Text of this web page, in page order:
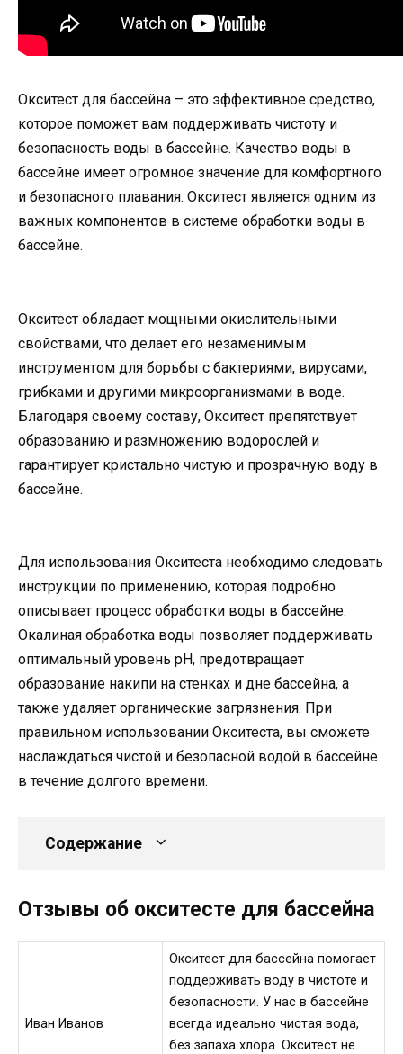
Окситест для бассейна – это эффективное средство,
которое поможет вам поддерживать чистоту и
безопасность воды в бассейне. Качество воды в
бассейне имеет огромное значение для комфортного
и безопасного плавания. Окситест является одним из
важных компонентов в системе обработки воды в
бассейне.
Окситест обладает мощными окислительными
свойствами, что делает его незаменимым
инструментом для борьбы с бактериями, вирусами,
грибками и другими микроорганизмами в воде.
Благодаря своему составу, Окситест препятствует
образованию и размножению водорослей и
гарантирует кристально чистую и прозрачную воду в
бассейне.
Для использования Окситеста необходимо следовать
инструкции по применению, которая подробно
описывает процесс обработки воды в бассейне.
Окалиная обработка воды позволяет поддерживать
оптимальный уровень pH, предотвращает
образование накипи на стенках и дне бассейна, а
также удаляет органические загрязнения. При
правильном использовании Окситеста, вы сможете
наслаждаться чистой и безопасной водой в бассейне
в течение долгого времени.
Содержание
Отзывы об окситесте для бассейна
Иван Иванов
Окситест для бассейна помогает
поддерживать воду в чистоте и
безопасности. У нас в бассейне
всегда идеально чистая вода,
без запаха хлора. Окситест не